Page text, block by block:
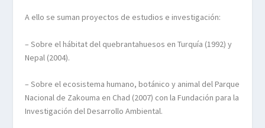
A ello se suman proyectos de estudios e investigación:
– Sobre el hábitat del quebrantahuesos en Turquía (1992) y
Nepal (2004).
– Sobre el ecosistema humano, botánico y animal del Parque
Nacional de Zakouma en Chad (2007) con la Fundación para la
Investigación del Desarrollo Ambiental.